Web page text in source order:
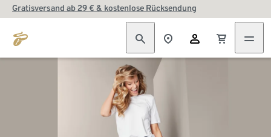
Gratisversand ab 29 € & kostenlose Rücksendung